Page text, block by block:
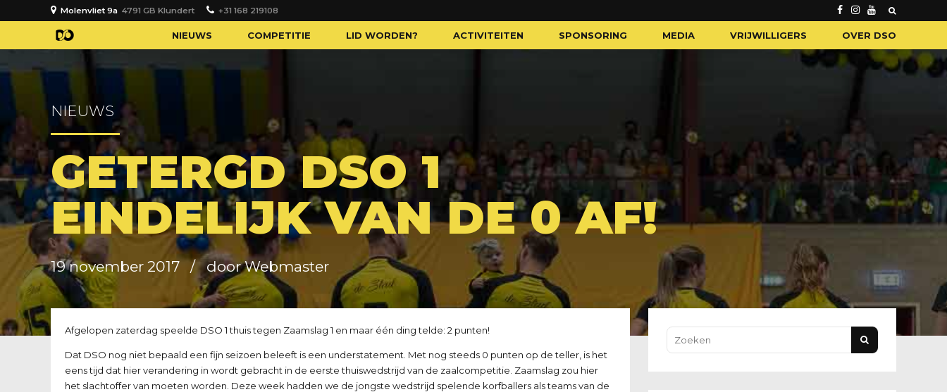
Molenvliet 9a 4791 GB Klundert +31 168 219108
NIEUWS COMPETITIE LID WORDEN? ACTIVITEITEN SPONSORING MEDIA VRIJWILLIGERS OVER DSO
NIEUWS
GETERGD DSO 1
EINDELIJK VAN DE 0 AF!
19 november 2017 door Webmaster
Afgelopen zaterdag speelde DSO 1 thuis tegen Zaamslag 1 en maar één ding telde: 2 punten!
Dat DSO nog niet bepaald een fijn seizoen beleeft is een understatement. Met nog steeds 0 punten op de teller, is het
eens tijd dat hier verandering in wordt gebracht in de eerste thuiswedstrijd van de zaalcompetitie. Zaamslag zou hier
het slachtoffer van moeten worden. Deze week hadden we de jongste wedstrijd spelende korfballers als teams van de